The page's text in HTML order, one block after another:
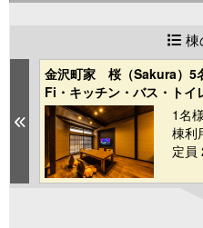
棟
Previous
金沢町家 桜（Sakura）5
Fi・キッチン・バス・トイ
1名
棟利
定員